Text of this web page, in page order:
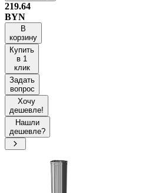
219.64
BYN
В
корзину
Купить
в 1
клик
Задать
вопрос
Хочу
дешевле!
Нашли
дешевле?